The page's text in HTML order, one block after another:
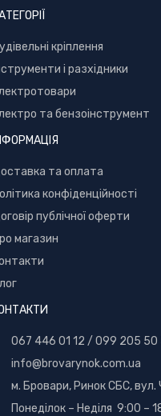
івельні кріплення
і разхідники
та бензоінструмент
та оплата
конфіденційності
публічної оферти
магазин
067 446 01 12 / 099 205 50
info@brovarynok.com.ua
м. Бровари, Ринок СБС, вул.
Понеділок – Неділя 9:00 –